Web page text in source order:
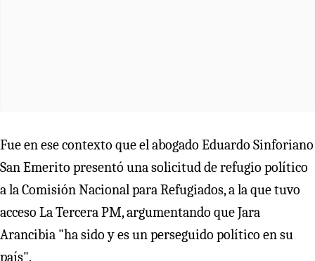
Fue en ese contexto que el abogado Eduardo Sinforiano
San Emerito presentó una solicitud de refugio político
a la Comisión Nacional para Refugiados, a la que tuvo
acceso La Tercera PM, argumentando que Jara
Arancibia "ha sido y es un perseguido político en su
país".